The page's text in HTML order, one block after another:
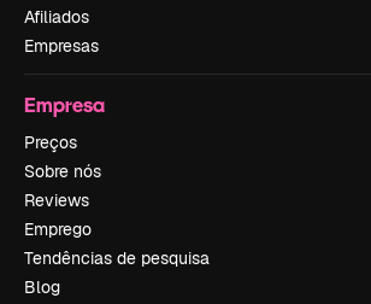
Afiliados
Empresas
Empresa
Preços
Sobre nós
Reviews
Emprego
Tendências de pesquisa
Blog